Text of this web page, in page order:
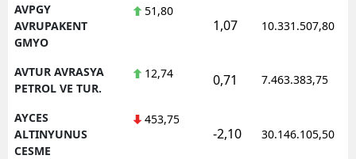
AVPGY
AVRUPAKENT
GMYO
51,80
1,07 10.331.507,80
AVTUR AVRASYA
PETROL VE TUR.
12,74 0,71 7.463.383,75
AYCES
ALTINYUNUS
CESME
453,75
-2,10 30.146.105,50